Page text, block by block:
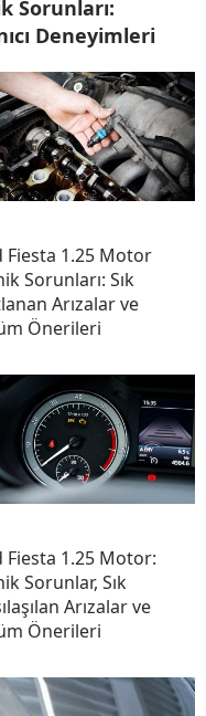
Sorunları:
Deneyimleri
Fiesta 1.25 Motor
Sorunları: Sık
Arızalar ve
Önerileri
Fiesta 1.25 Motor:
Sorunlar, Sık
Arızalar ve
Önerileri